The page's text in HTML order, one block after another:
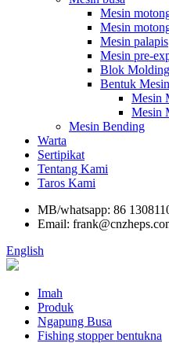
Mesin
Mesin
Mesin palapis
Mesin pre-
Blok
Bentuk
Mesin
Mesin
Mesin Bending
Warta
Sertipikat
Tentang Kami
Taros Kami
MB/whatsapp: 86
Email:
English
Imah
Produk
Ngapung Busa
Fishing stopper bentukna